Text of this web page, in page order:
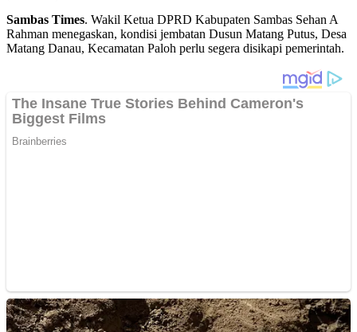
Sambas Times. Wakil Ketua DPRD Kabupaten Sambas Sehan A
Rahman menegaskan, kondisi jembatan Dusun Matang Putus, Desa
Matang Danau, Kecamatan Paloh perlu segera disikapi pemerintah.